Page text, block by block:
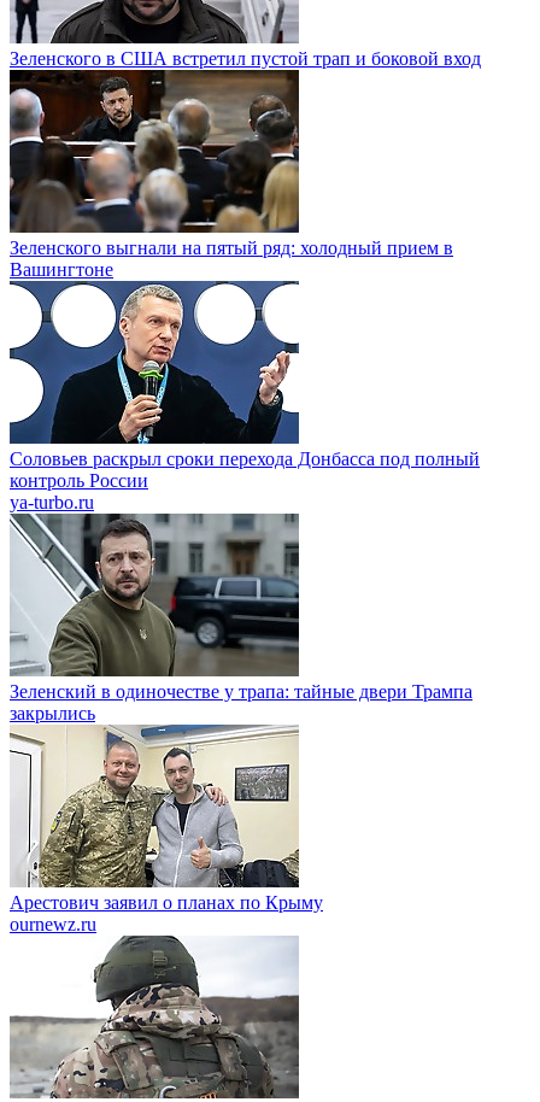
Зеленского в США встретил пустой трап и боковой вход
Зеленского выгнали на пятый ряд: холодный прием в
Вашингтоне
Соловьев раскрыл сроки перехода Донбасса под полный
контроль России
ya-turbo.ru
Зеленский в одиночестве у трапа: тайные двери Трампа
закрылись
Арестович заявил о планах по Крыму
ournewz.ru